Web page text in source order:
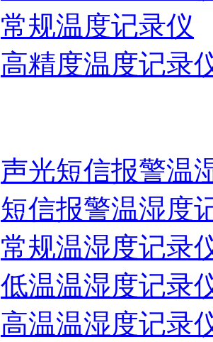
常规温度记录仪
高精度温度记录
声光短信报警温
短信报警温湿度
常规温湿度记录
低温温湿度记录
高温温湿度记录